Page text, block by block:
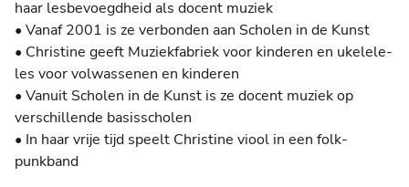
haar lesbevoegdheid als docent muziek
• Vanaf 2001 is ze verbonden aan Scholen in de Kunst
• Christine geeft Muziekfabriek voor kinderen en ukelele-
les voor volwassenen en kinderen
• Vanuit Scholen in de Kunst is ze docent muziek op
verschillende basisscholen
• In haar vrije tijd speelt Christine viool in een folk-
punkband